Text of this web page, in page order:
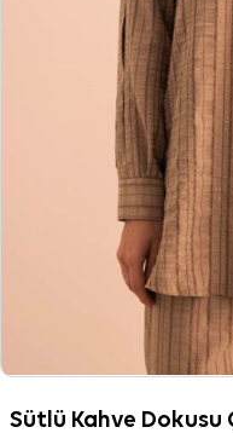
Sütlü Kahve